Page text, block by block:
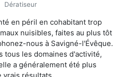
Dératiseur
en péril en cohabitant trop
nuisibles, faites au plus tôt
nous à Savigné-l'Évêque.
tous les domaines d'activité,
a généralement été plus